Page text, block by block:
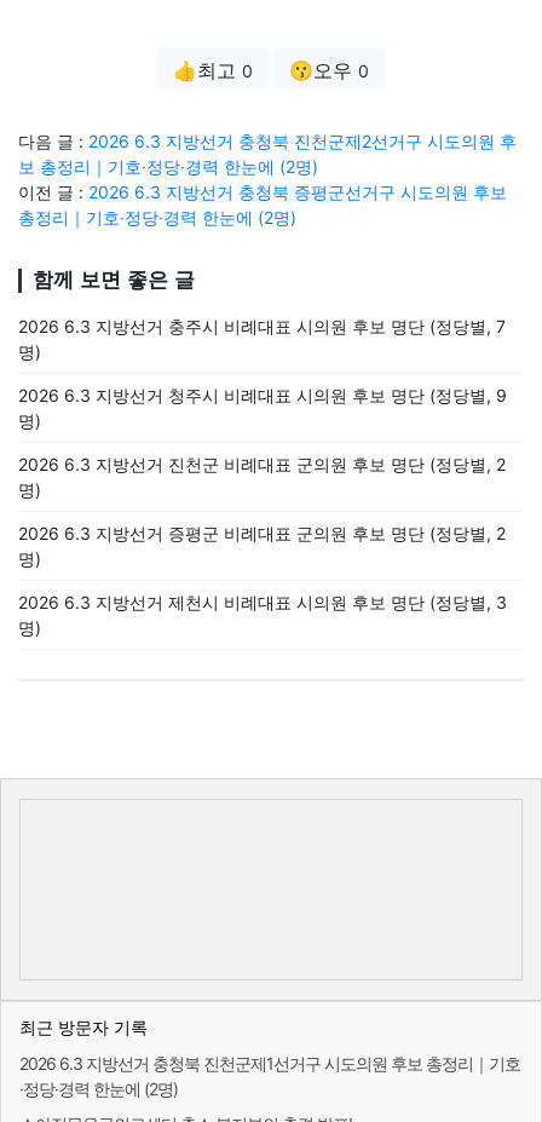
👍최고 0 😗오우 0
다음 글 : 2026 6.3 지방선거 충청북 진천군제2선거구 시도의원 후
보 총정리｜기호·정당·경력 한눈에 (2명)
이전 글 : 2026 6.3 지방선거 충청북 증평군선거구 시도의원 후보
총정리｜기호·정당·경력 한눈에 (2명)
함께 보면 좋은 글
2026 6.3 지방선거 충주시 비례대표 시의원 후보 명단 (정당별, 7
명)
2026 6.3 지방선거 청주시 비례대표 시의원 후보 명단 (정당별, 9
명)
2026 6.3 지방선거 진천군 비례대표 군의원 후보 명단 (정당별, 2
명)
2026 6.3 지방선거 증평군 비례대표 군의원 후보 명단 (정당별, 2
명)
2026 6.3 지방선거 제천시 비례대표 시의원 후보 명단 (정당별, 3
명)
최근 방문자 기록
2026 6.3 지방선거 충청북 진천군제1선거구 시도의원 후보 총정리｜기호
·정당·경력 한눈에 (2명)